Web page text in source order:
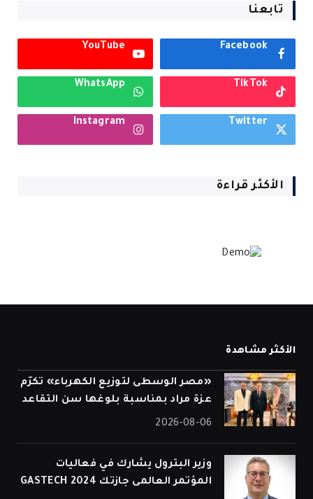
تابعنا
Facebook
YouTube
TikTok
WhatsApp
Twitter
Instagram
الأكثر قراءة
الأكثر مشاهدة
«مصر الوسطى لتوزيع الكهرباء» تكرّم
عزة مراد بمناسبة بلوغها سن التقاعد
2026-08-06
وزير البترول يشارك في فعاليات
المؤتمر العالمى جازتك 2024 GASTECH